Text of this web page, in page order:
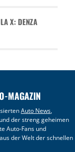
X: DENZA
MAGAZIN
Auto News,
der streng geheimen
Auto-Fans und
der Welt der schnellen